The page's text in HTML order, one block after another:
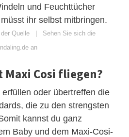
und Feuchttücher
ihr selbst mitbringen.
Quelle | Sehen Sie sich die
an
Cosi fliegen?
oder übertreffen die
die zu den strengsten
kannst du ganz
Baby und dem Maxi-Cosi-